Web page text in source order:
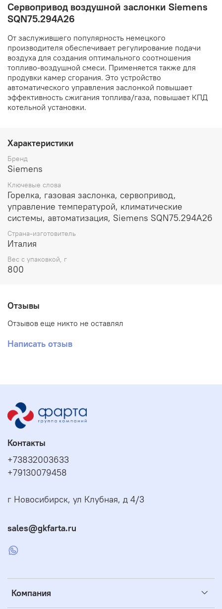
Сервопривод воздушной заслонки Siemens
SQN75.294A26
От заслужившего популярность немецкого
производителя обеспечивает регулирование подачи
воздуха для создания оптимального соотношения
топливо-воздушной смеси. Применяется также для
продувки камер сгорания. Это устройство
автоматического управления заслонкой повышает
эффективность сжигания топлива/газа, повышает КПД
котельной установки.
Характеристики
Бренд
Siemens
Ключевые слова
Горелка, газовая заслонка, сервопривод,
управление температурой, климатические
системы, автоматизация, Siemens SQN75.294A26
Страна-изготовитель
Италия
Вес с упаковкой, г
800
Отзывы
Отзывов еще никто не оставлял
Написать отзыв
Компания
Контакты
+73832003633
+79130079458
г Новосибирск, ул Клубная, д 4/3
sales@gkfarta.ru